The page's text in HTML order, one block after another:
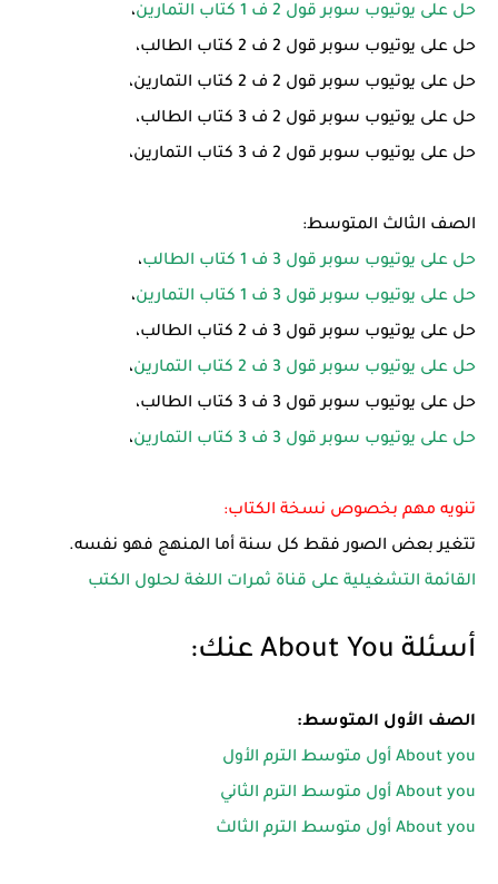
حل على يوتيوب سوبر قول 2 ف 1 كتاب التمارين
،
حل على يوتيوب سوبر قول 2 ف 2 كتاب الطالب،
حل على يوتيوب سوبر قول 2 ف 2 كتاب التمارين،
حل على يوتيوب سوبر قول 2 ف 3 كتاب الطالب،
حل على يوتيوب سوبر قول 2 ف 3 كتاب التمارين،
الصف الثالث المتوسط:
حل على يوتيوب سوبر قول 3 ف 1 كتاب الطالب
،
حل على يوتيوب سوبر قول 3 ف 1 كتاب التمارين
،
حل على يوتيوب سوبر قول 3 ف 2 كتاب الطالب،
حل على يوتيوب سوبر قول 3 ف 2 كتاب التمارين
،
حل على يوتيوب سوبر قول 3 ف 3 كتاب الطالب،
حل على يوتيوب سوبر قول 3 ف 3 كتاب التمارين
،
تنويه مهم بخصوص نسخة الكتاب:
تتغير بعض الصور فقط كل سنة أما المنهج فهو نفسه.
القائمة التشغيلية على قناة ثمرات اللغة لحلول الكتب
أسئلة About You عنك:
الصف الأول المتوسط:
About you أول متوسط الترم الأول
About you أول متوسط الترم الثاني
About you أول متوسط الترم الثالث